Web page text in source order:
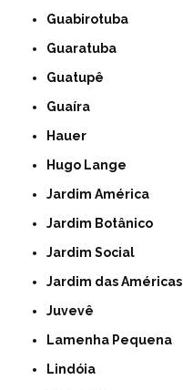
Guabirotuba
Guaratuba
Guatupê
Guaíra
Hauer
Hugo Lange
Jardim América
Jardim Botânico
Jardim Social
Jardim das Américas
Juvevê
Lamenha Pequena
Lindóia